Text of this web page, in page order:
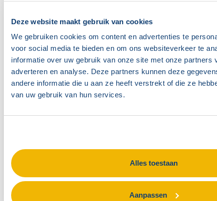
Deze website maakt gebruik van cookies
We gebruiken cookies om content en advertenties te
voor social media te bieden en om ons websiteverkeer te
informatie over uw gebruik van onze site met onze partners
adverteren en analyse. Deze partners kunnen deze
andere informatie die u aan ze heeft verstrekt of die ze
van uw gebruik van hun services.
Alles toestaan
Aanpassen
Telefoonnummer contactpersoon
E-mailadres facturatie
Organisatie